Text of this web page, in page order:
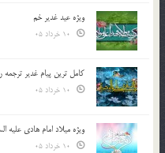
ویژه عید غدیر خم
کامل ترین پیام غدیر ترجمه
ویژه میلاد امام هادی علیه